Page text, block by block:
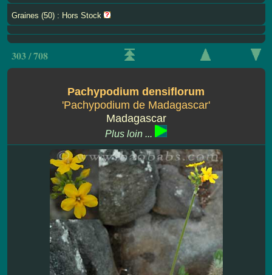
Graines (50) : Hors Stock
303 / 708
Pachypodium densiflorum
'Pachypodium de Madagascar'
Madagascar
Plus loin ...